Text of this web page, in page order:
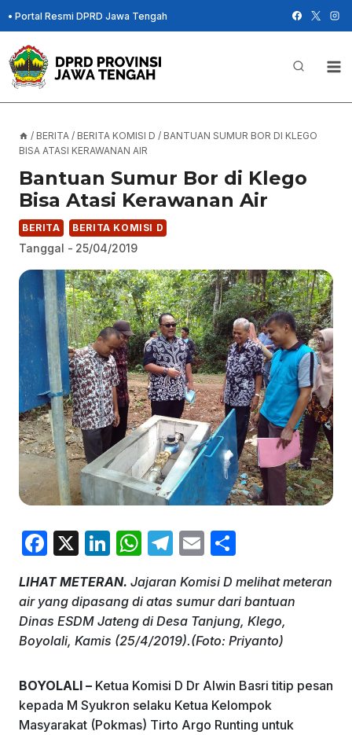
Skip
to
content
• Portal Resmi DPRD Jawa Tengah
/ BERITA / BERITA KOMISI D / BANTUAN SUMUR BOR DI KLEGO
BISA ATASI KERAWANAN AIR
Bantuan Sumur Bor di Klego
Bisa Atasi Kerawanan Air
BERITA BERITA KOMISI D
Tanggal - 25/04/2019
F
c
e
b
o
k
X
Li
k
e
dI
W
at
s
A
p
T
e
gr
a
E
ai
l
ar
e
LIHAT METERAN. Jajaran Komisi D melihat meteran
air yang dipasang di atas sumur dari bantuan
Dinas ESDM Jateng di Desa Tanjung, Klego,
Boyolali, Kamis (25/4/2019).(Foto: Priyanto)
BOYOLALI – Ketua Komisi D Dr Alwin Basri titip pesan
kepada M Syukron selaku Ketua Kelompok
Masyarakat (Pokmas) Tirto Argo Runting untuk